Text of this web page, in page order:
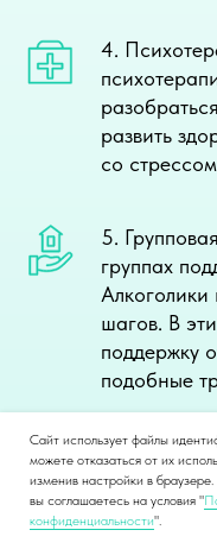
Сайт использует файлы
можете отказаться от их
изменив настройки в
вы соглашаетесь на условия "
конфиденциальности".
4.
развить
со
5.
группах
шагов. В
поддержку
подобные
6.
период -
интересов,
время и